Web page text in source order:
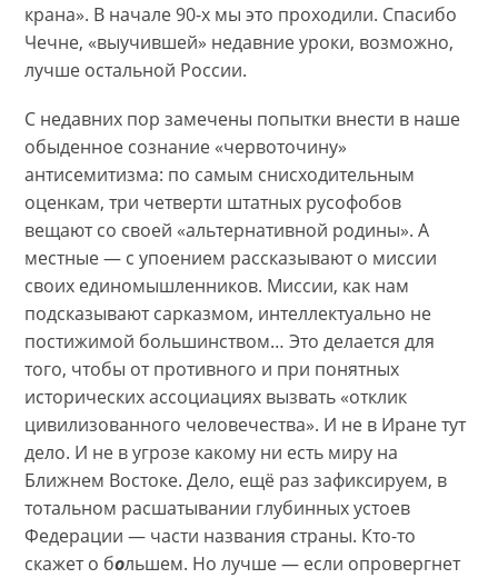
крана». В начале 90-х мы это проходили. Спасибо
Чечне, «выучившей» недавние уроки, возможно,
лучше остальной России.
С недавних пор замечены попытки внести в наше
обыденное сознание «червоточину»
антисемитизма: по самым снисходительным
оценкам, три четверти штатных русофобов
вещают со своей «альтернативной родины». А
местные — с упоением рассказывают о миссии
своих единомышленников. Миссии, как нам
подсказывают сарказмом, интеллектуально не
постижимой большинством… Это делается для
того, чтобы от противного и при понятных
исторических ассоциациях вызвать «отклик
цивилизованного человечества». И не в Иране тут
дело. И не в угрозе какому ни есть миру на
Ближнем Востоке. Дело, ещё раз зафиксируем, в
тотальном расшатывании глубинных устоев
Федерации — части названия страны. Кто-то
скажет о большем. Но лучше — если опровергнет